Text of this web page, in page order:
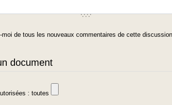
moi de tous les nouveaux commentaires de cette
document
: toutes